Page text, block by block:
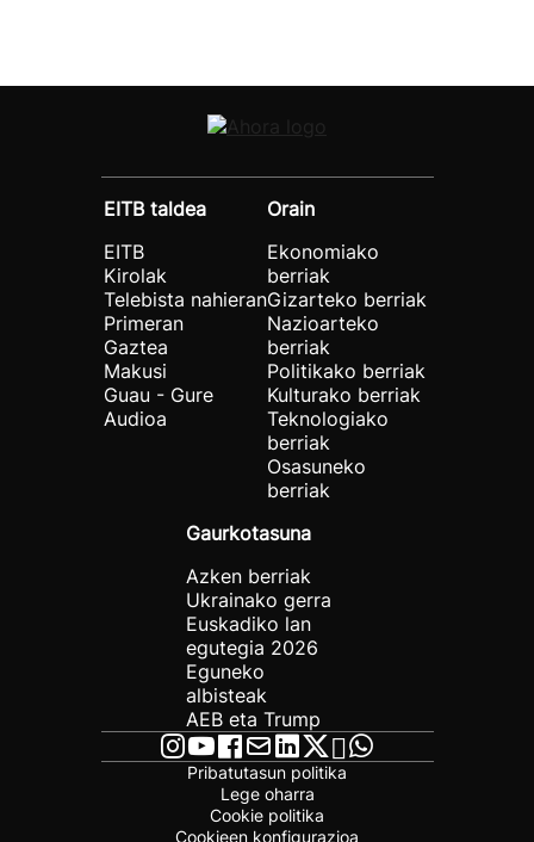
EITB taldea
EITB
Kirolak
Telebista nahieran
Primeran
Gaztea
Makusi
Guau - Gure
Audioa
Orain
Ekonomiako
berriak
Gizarteko berriak
Nazioarteko
berriak
Politikako berriak
Kulturako berriak
Teknologiako
berriak
Osasuneko
berriak
Gaurkotasuna
Azken berriak
Ukrainako gerra
Euskadiko lan
egutegia 2026
Eguneko
albisteak
AEB eta Trump
Pribatutasun politika
Lege oharra
Cookie politika
Cookieen konfigurazioa